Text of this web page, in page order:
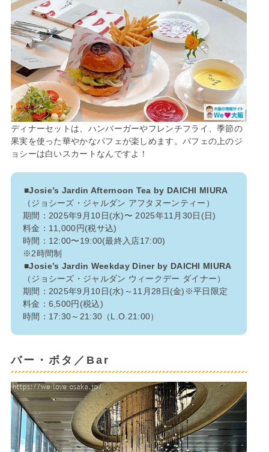
ディナーセットは、ハンバーガーやフレンチフライ、季節の
果実を使った華やかなパフェが楽しめます。パフェの上のジ
ョシーは白いスカートなんですよ！
■Josie’s Jardin Afternoon Tea by DAICHI MIURA
（ジョシーズ・ジャルダン アフタヌーンティー）
期間：2025年9月10日(水)〜 2025年11月30日(日)
料金：11,000円(税サ込)
時間：12:00〜19:00(最終入店17:00)
※2時間制
■Josie’s Jardin Weekday Diner by DAICHI MIURA
（ジョシーズ・ジャルダン ウィークデー ダイナー）
期間：2025年9月10日(水)～11月28日(金)※平日限定
料金：6,500円(税込)
時間：17:30～21:30（L.O.21:00）
バー・ボタ／Bar